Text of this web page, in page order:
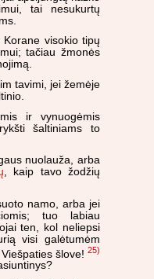
tai nesukurtų
visokio tipų
tačiau žmonės
tavimi, jei žemėje
ir vynuogėmis
šaltiniams to
nuolauža, arba
, kaip tavo žodžių
namo, arba jei
tuo labiau
ten, kol neliepsi
visi galėtumėm
šlove! 25)